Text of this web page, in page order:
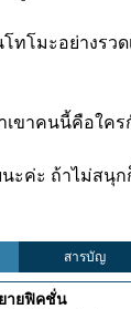
ทโมะอย่างรวด
เขาคนนี้คือใคร
ะค่ะ ถ้าไม่สนุ
สารบัญ
ายฟิคชั่น